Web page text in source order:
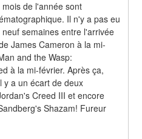
de l'année sont
Il n'y a pas eu
semaines entre l'arrivée
James Cameron à la mi-
and the Wasp:
à la mi-février. Après ça,
y a un écart de deux
Creed III et encore
Shazam! Fureur